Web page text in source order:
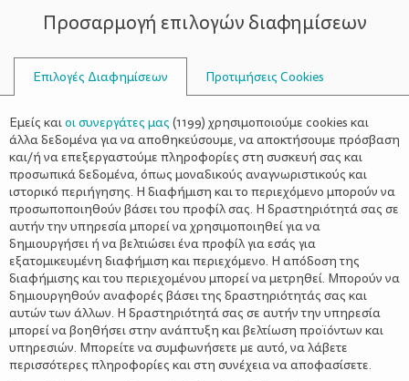
ΣΥΜΒΟΥΛΟΙ
ΑΝΟΙΞΙΆΤΙΚΕΣ ΧΕΙΡΟΤΕΧΝΊΕΣ
Προσαρμογή επιλογών διαφημίσεων
Επιλογές Διαφημίσεων Προτιμήσεις Cookies
Εμείς καιοι συνεργάτες μας (1199) χρησιμοποιούμε cookies και
άλλα δεδομένα για να αποθηκεύσουμε, να αποκτήσουμε πρόσβαση
και/ή να επεξεργαστούμε πληροφορίες στη συσκευή σας και
προσωπικά δεδομένα, όπως μοναδικούς αναγνωριστικούς και
ιστορικό περιήγησης. Η διαφήμιση και το περιεχόμενο μπορούν να
προσωποποιηθούν βάσει του προφίλ σας. Η δραστηριότητά σας σε
αυτήν την υπηρεσία μπορεί να χρησιμοποιηθεί για να
δημιουργήσει ή να βελτιώσει ένα προφίλ για εσάς για
εξατομικευμένη διαφήμιση και περιεχόμενο. Η απόδοση της
διαφήμισης και του περιεχομένου μπορεί να μετρηθεί. Μπορούν να
δημιουργηθούν αναφορές βάσει της δραστηριότητάς σας και
αυτών των άλλων. Η δραστηριότητά σας σε αυτήν την υπηρεσία
μπορεί να βοηθήσει στην ανάπτυξη και βελτίωση προϊόντων και
υπηρεσιών. Μπορείτε να συμφωνήσετε με αυτό, να λάβετε
περισσότερες πληροφορίες και στη συνέχεια να αποφασίσετε.